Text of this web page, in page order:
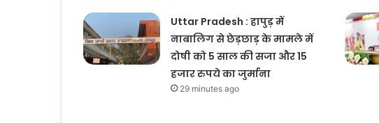
Uttar Pradesh : हापुड़ में
नाबालिग से छेड़छाड़ के मामले में
दोषी को 5 साल की सजा और 15
हजार रुपये का जुर्माना
29 minutes ago